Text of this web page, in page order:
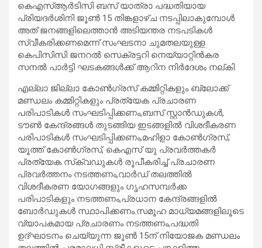
കെഎസ്ആര്‍ടിസി ബസ് യാത്രാ പദ്ധതിയായ
പ്രിയദര്‍ശിനി ജൂണ്‍ 15 തിങ്കളാഴ്ച നടപ്പിലാകുമ്പോള്‍
അത് ജനങ്ങളിലെത്താന്‍ അടിയന്തര നടപടികള്‍
സ്വീകരിക്കണമെന്ന് സംഘടനാ ചുമതലയുള്ള
കെപിസിസി ജനറല്‍ സെക്രട്ടറി നെയ്യാറ്റിന്‍കര
സനല്‍ പാര്‍ട്ടി ഘടകങ്ങള്‍ക്ക് ആറിന നിര്‍ദേശം നല്കി.
എല്ലാ ജില്ലാ കോണ്‍ഗ്രസ് കമ്മിറ്റികളും ബ്ലോക്ക്
മണ്ഡലം കമ്മിറ്റികളും പ്രത്യേക പ്രചാരണ
പരിപാടികള്‍ സംഘടിപ്പിക്കണം,ബസ് സ്റ്റാന്‍ഡുകള്‍,
ടൗണ്‍ കേന്ദ്രങ്ങള്‍ തുടങ്ങിയ ഇടങ്ങളില്‍ വിശദീകരണ
പരിപാടികള്‍ സംഘടിപ്പിക്കണം,മഹിളാ കോണ്‍ഗ്രസ്,
യൂത്ത് കോണ്‍ഗ്രസ്, കെഎസ് യു പ്രവര്‍ത്തകര്‍
പ്രത്യേക സ്‌ക്വഡുകള്‍ രൂപീകരിച്ച് പ്രചാരണ
പ്രവര്‍ത്തനം നടത്തണം,വാര്‍ഡ് തലത്തില്‍
വിശദീകരണ യോഗങ്ങളും ഗൃഹസമ്പര്‍ക്ക
പരിപാടികളും നടത്തണം,പ്രധാന കേന്ദ്രങ്ങളില്‍
ബോര്‍ഡുകള്‍ സ്ഥാപിക്കണം.സമൂഹ മാധ്യമങ്ങളിലൂടെ
വ്യാപകമായ പ്രചാരണം നടത്തണം,പദ്ധതി
ഉദ്ഘാടനം ചെയ്യുന്ന ജൂണ്‍ 15ന് നിയോജക മണ്ഡലം